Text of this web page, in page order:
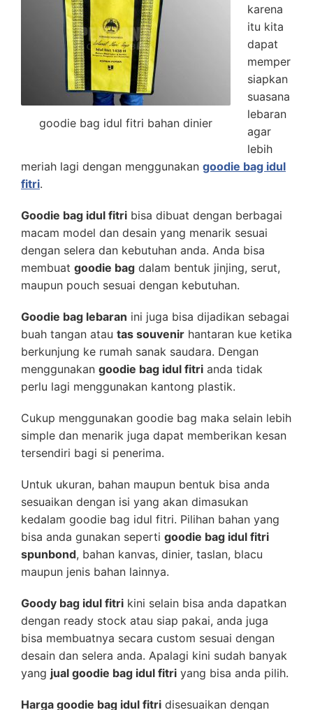
goodie bag idul fitri bahan dinier
karena
itu kita
dapat
memper
siapkan
suasana
lebaran
agar
lebih
meriah lagi dengan menggunakan goodie bag idul
fitri.
Goodie bag idul fitri bisa dibuat dengan berbagai
macam model dan desain yang menarik sesuai
dengan selera dan kebutuhan anda. Anda bisa
membuat goodie bag dalam bentuk jinjing, serut,
maupun pouch sesuai dengan kebutuhan.
Goodie bag lebaran ini juga bisa dijadikan sebagai
buah tangan atau tas souvenir hantaran kue ketika
berkunjung ke rumah sanak saudara. Dengan
menggunakan goodie bag idul fitri anda tidak
perlu lagi menggunakan kantong plastik.
Cukup menggunakan goodie bag maka selain lebih
simple dan menarik juga dapat memberikan kesan
tersendiri bagi si penerima.
Untuk ukuran, bahan maupun bentuk bisa anda
sesuaikan dengan isi yang akan dimasukan
kedalam goodie bag idul fitri. Pilihan bahan yang
bisa anda gunakan seperti goodie bag idul fitri
spunbond, bahan kanvas, dinier, taslan, blacu
maupun jenis bahan lainnya.
Goody bag idul fitri kini selain bisa anda dapatkan
dengan ready stock atau siap pakai, anda juga
bisa membuatnya secara custom sesuai dengan
desain dan selera anda. Apalagi kini sudah banyak
yang jual goodie bag idul fitri yang bisa anda pilih.
Harga goodie bag idul fitri disesuaikan dengan